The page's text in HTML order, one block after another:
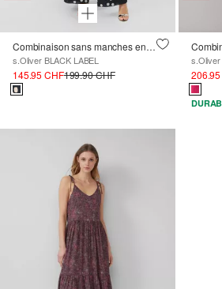
Combinaison sans manches en mousseline de soie
s.Oliver BLACK LABEL
145.95 CHF199.90 CHF
s.Oliver